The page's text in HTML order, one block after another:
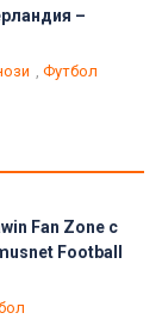
–
Футбол
Fan Zone с
Football